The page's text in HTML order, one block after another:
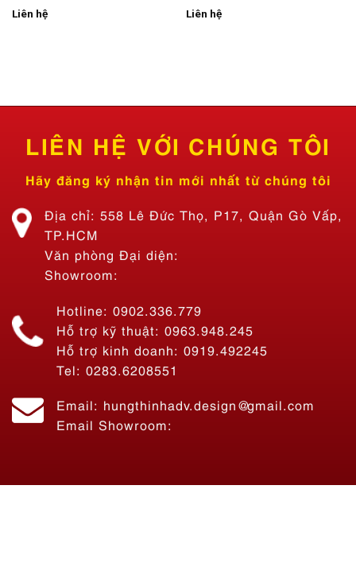
Liên hệ Liên hệ
LIÊN HỆ VỚI CHÚNG TÔI
Hãy đăng ký nhận tin mới nhất từ chúng tôi
Địa chỉ: 558 Lê Đức Thọ, P17, Quận Gò Vấp,
TP.HCM
Văn phòng Đại diện:
Showroom:
Hotline: 0902.336.779
Hỗ trợ kỹ thuật: 0963.948.245
Hỗ trợ kinh doanh: 0919.492245
Tel: 0283.6208551
Email: hungthinhadv.design@gmail.com
Email Showroom: